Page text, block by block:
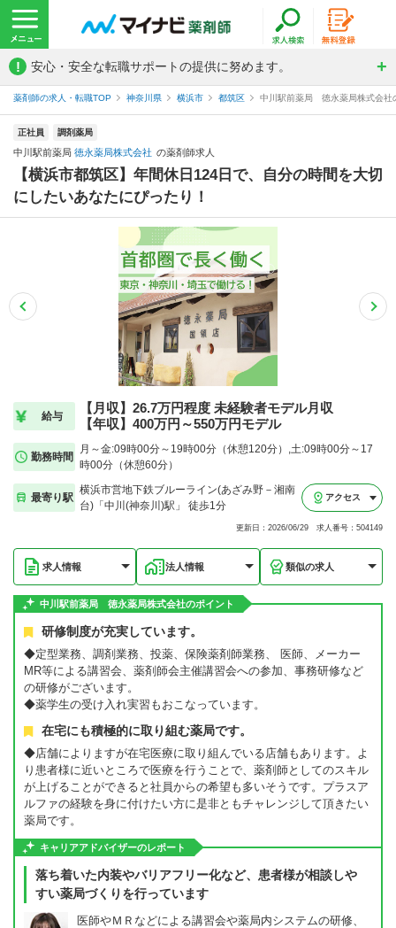
! 安心・安全な転職サポートの提供に努めます。
薬剤師の求人・転職TOP 神奈川県 横浜市 都筑区 中川駅前薬局 徳永薬局株式会社
正社員 調剤薬局
中川駅前薬局 徳永薬局株式会社 の薬剤師求人
【横浜市都筑区】年間休日124日で、自分の時間を大切
にしたいあなたにぴったり！
給与
【月収】26.7万円程度 未経験者モデル月収
【年収】400万円～550万円モデル
勤務時間
月～金:09時00分～19時00分（休憩120分）,土:09時00分～17
時00分（休憩60分）
最寄り駅
横浜市営地下鉄ブルーライン(あざみ野－湘南
台)「中川(神奈川)駅」 徒歩1分
アクセス
更新日：2026/06/29 求人番号：504149
求人情報 法人情報 類似の求人
中川駅前薬局 徳永薬局株式会社のポイント
研修制度が充実しています。
◆定型業務、調剤業務、投薬、保険薬剤師業務、 医師、メーカー
MR等による講習会、薬剤師会主催講習会への参加、事務研修など
の研修がございます。
◆薬学生の受け入れ実習もおこなっています。
在宅にも積極的に取り組む薬局です。
◆店舗によりますが在宅医療に取り組んでいる店舗もあります。よ
り患者様に近いところで医療を行うことで、薬剤師としてのスキル
が上げることができると社員からの希望も多いそうです。プラスア
ルファの経験を身に付けたい方に是非ともチャレンジして頂きたい
薬局です。
キャリアアドバイザーのレポート
落ち着いた内装やバリアフリー化など、患者様が相談しや
すい薬局づくりを行っています
医師やＭＲなどによる講習会や薬局内システムの研修、